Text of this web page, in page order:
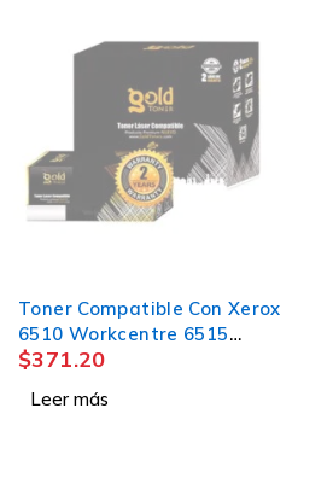
Toner Compatible Con Xerox
6510 Workcentre 6515
magenta
$371.20
Leer más